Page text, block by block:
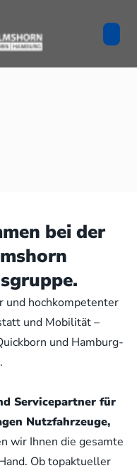
bei der
und hochkompetenter
und Mobilität –
und Hamburg-
Servicepartner für
Nutzfahrzeuge,
wir Ihnen die gesamte
Ob topaktueller